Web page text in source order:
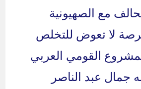
مع الصهيونية
فرصة لا تعوض للتخلص
القومي العربي
جمال عبد الناصر